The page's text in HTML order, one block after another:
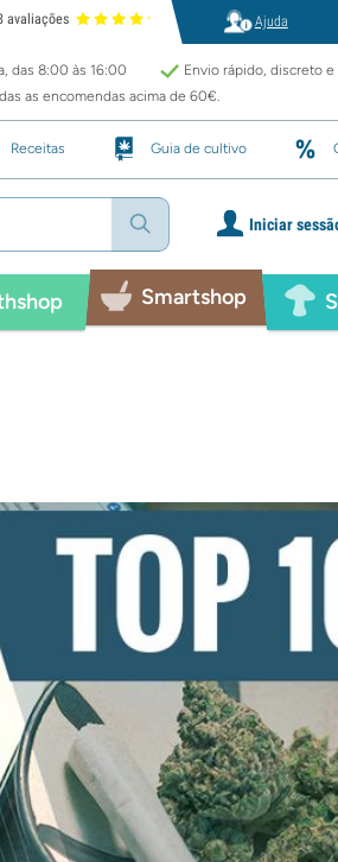
avaliações Ajuda
das 8:00 às 16:00
Envio rápido, discreto
as encomendas acima de 60€.
Receitas Guia de cultivo
Iniciar
Smartshop